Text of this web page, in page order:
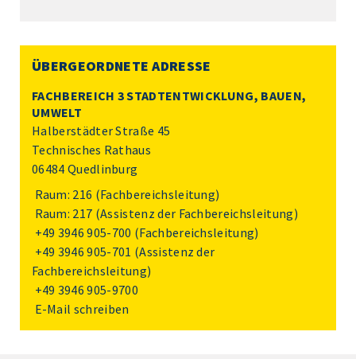
ÜBERGEORDNETE ADRESSE
FACHBEREICH 3 STADTENTWICKLUNG, BAUEN,
UMWELT
Halberstädter Straße 45
Technisches Rathaus
06484 Quedlinburg
Raum: 216 (Fachbereichsleitung)
Raum: 217 (Assistenz der Fachbereichsleitung)
+49 3946 905-700 (Fachbereichsleitung)
+49 3946 905-701 (Assistenz der
Fachbereichsleitung)
+49 3946 905-9700
E-Mail schreiben